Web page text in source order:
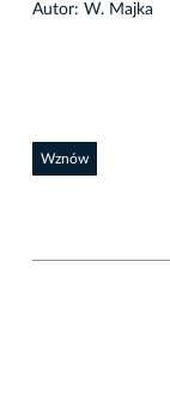
Autor: W. Majka
Wznów